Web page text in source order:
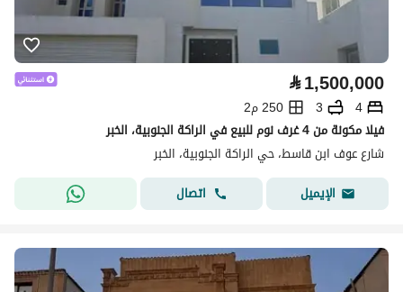
⃁1,500,000
4
3
250 م2
فيلا مكونة من 4 غرف نوم للبيع في الراكة الجنوبية، الخبر
شارع عوف ابن قاسط، حي الراكة الجنوبية، الخبر
الإيميل
اتصال